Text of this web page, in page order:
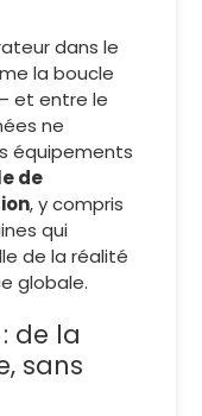
dans le
la boucle
et entre le
ne
équipements
de
, y compris
qui
de la réalité
globale.
de la
sans